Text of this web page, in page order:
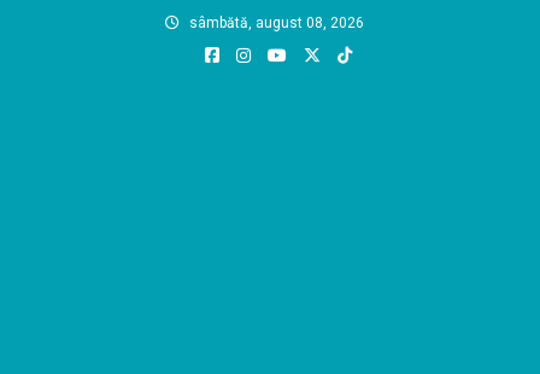
sâmbătă, august 08, 2026